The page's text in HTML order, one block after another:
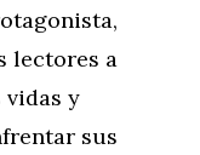
lectores a
y
sus